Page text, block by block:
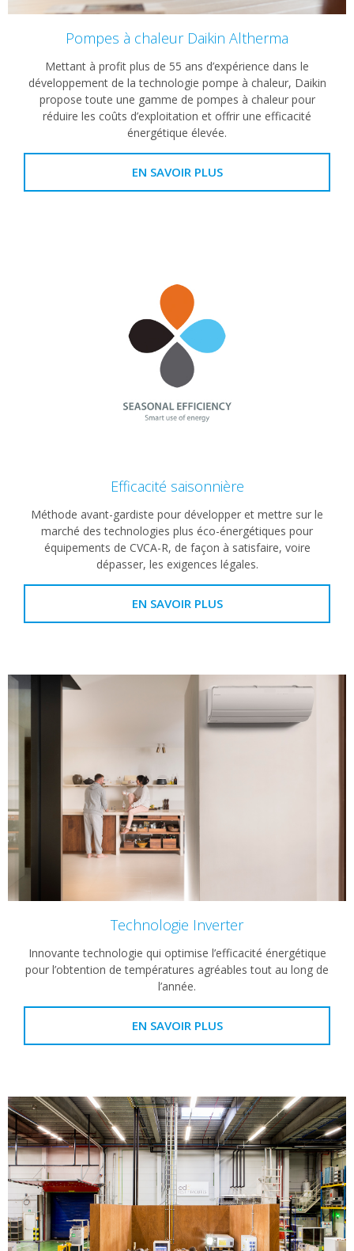
Pompes à chaleur Daikin Altherma
Mettant à profit plus de 55 ans d’expérience dans le
développement de la technologie pompe à chaleur, Daikin
propose toute une gamme de pompes à chaleur pour
réduire les coûts d’exploitation et offrir une efficacité
énergétique élevée.
EN SAVOIR PLUS
Efficacité saisonnière
Méthode avant-gardiste pour développer et mettre sur le
marché des technologies plus éco-énergétiques pour
équipements de CVCA-R, de façon à satisfaire, voire
dépasser, les exigences légales.
EN SAVOIR PLUS
Technologie Inverter
Innovante technologie qui optimise l’efficacité énergétique
pour l’obtention de températures agréables tout au long de
l’année.
EN SAVOIR PLUS